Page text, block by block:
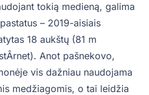
tokią medieną, galima
– 2019-aisiais
18 aukštų (81 m
Anot pašnekovo,
vis dažniau naudojama
medžiagomis, o tai leidžia